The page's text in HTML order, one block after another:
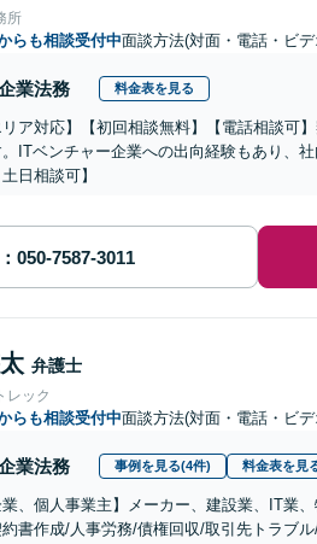
所
らも相談受付中面談方法(対面・電話・ビ
業法務 料金表を見る
リア対応】【初回相談無料】【電話相談可
ITベンチャー企業への出向経験もあり、
土日相談可】
弁護士
レック
らも相談受付中面談方法(対面・電話・ビ
業法務 事例を見る(4件) 料金表を見
業、個人事業主】メーカー、建設業、IT業
書作成/人事労務/債権回収/取引先トラブ